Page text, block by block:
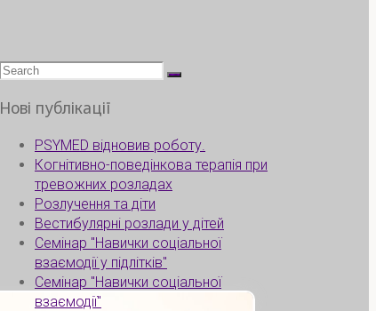
Search
Нові публікації
PSYMED відновив роботу.
Когнітивно-поведінкова терапія при
тревожних розладах
Розлучення та діти
Вестибулярні розлади у дітей
Семінар "Навички соціальної
взаємодії у підлітків"
Семінар "Навички соціальної
взаємодії"